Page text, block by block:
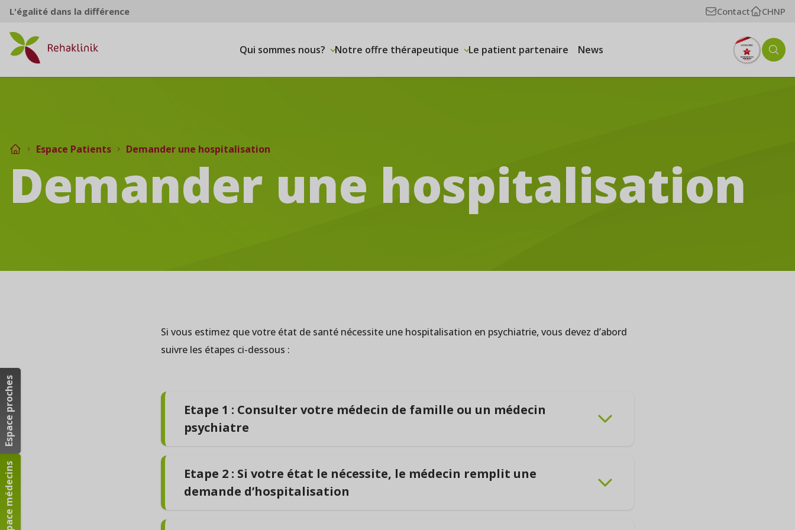
Aller au contenu
L'égalité dans la différence Contact CHNP
Qui sommes nous? Notre offre thérapeutique Le patient partenaire News
Espace Patients Demander une hospitalisation
Demander une hospitalisation
Si vous estimez que votre état de santé nécessite une hospitalisation en psychiatrie, vous devez d’abord
suivre les étapes ci-dessous :
Etape 1 : Consulter votre médecin de famille ou un médecin
psychiatre
Votre médecin pourra vous conseiller et vous orienter vers la prise en charge la plus adaptée.
Etape 2 : Si votre état le nécessite, le médecin remplit une
demande d’hospitalisation
Espace médecins
Espace proches